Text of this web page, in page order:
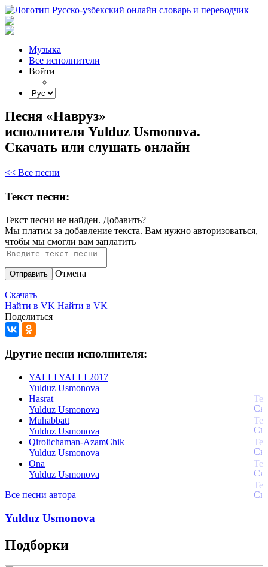
Музыка
Все исполнители
Войти
Песня «Навруз»
исполнителя Yulduz Usmonova.
Скачать или слушать онлайн
<< Все песни
Текст песни:
Текст песни не найден. Добавить?
Мы платим за добавление текста. Вам нужно авторизоваться,
чтобы мы смогли вам заплатить
Отправить Отмена
Скачать
Найти в VK Найти в VK
Поделиться
Другие песни исполнителя:
YALLI YALLI 2017
Yulduz Usmonova
Hasrat
Yulduz Usmonova
Muhabbatt
Yulduz Usmonova
Qirolichaman-AzamChik
Yulduz Usmonova
Ona
Yulduz Usmonova
Все песни автора
Yulduz Usmonova
Подборки